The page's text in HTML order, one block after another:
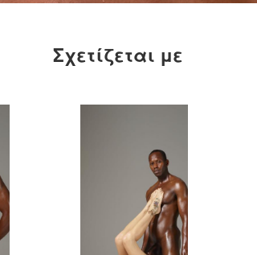
Σχετίζεται με